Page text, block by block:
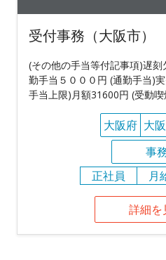
受付事務（大阪市）
(その他の手当等付記事項)遅
勤手当５０００円 (通勤手当)
手当上限)月額31600円 (受動
大阪府 大
事
正社員
月
詳細を